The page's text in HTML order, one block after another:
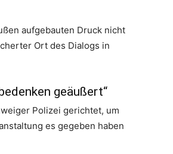
aufgebauten Druck nicht
Ort des Dialogs in
geäußert“
Polizei gerichtet, um
es gegeben haben